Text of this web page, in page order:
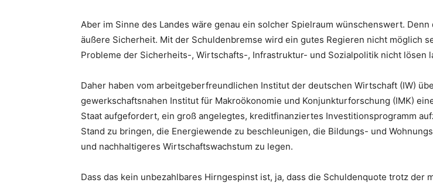
Aber im Sinne des Landes wäre genau ein solcher Spielraum wünschenswert.
äußere Sicherheit. Mit der Schuldenbremse wird ein gutes Regieren nicht möglich
Probleme der Sicherheits-, Wirtschafts-, Infrastruktur- und Sozialpolitik nicht lösen
Daher haben vom arbeitgeberfreundlichen Institut der deutschen Wirtschaft (IW)
gewerkschaftsnahen Institut für Makroökonomie und Konjunkturforschung (IMK)
Staat aufgefordert, ein groß angelegtes, kreditfinanziertes Investitionsprogramm
Stand zu bringen, die Energiewende zu beschleunigen, die Bildungs- und
und nachhaltigeres Wirtschaftswachstum zu legen.
Dass das kein unbezahlbares Hirngespinst ist, ja, dass die Schuldenquote trotz der